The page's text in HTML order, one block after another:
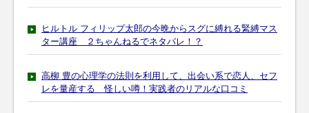
ヒルトル フィリップ太郎の今晩からスグに縛れる緊縛マス
ター講座 ２ちゃんねるでネタバレ！？
高柳 豊の心理学の法則を利用して、出会い系で恋人、セフ
レを量産する 怪しい噂！実践者のリアルな口コミ